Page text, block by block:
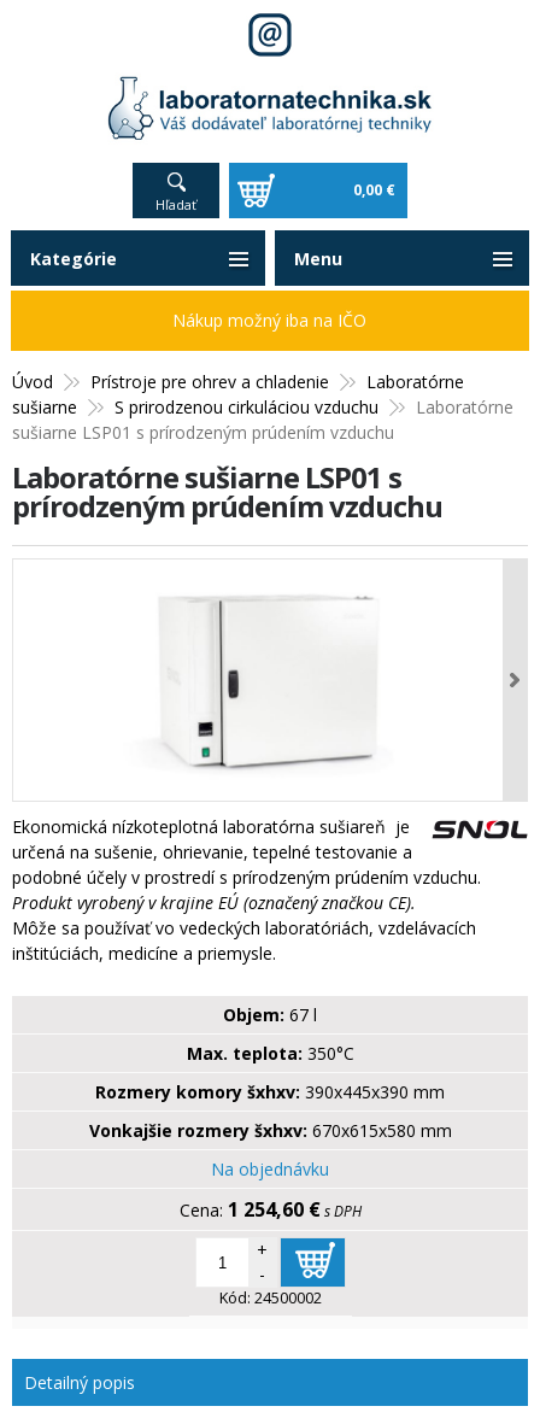
Hľadať
0,00 €
Úvod Prístroje pre ohrev a chladenie
Laboratórne
sušiarne
S prirodzenou cirkuláciou vzduchu
Laboratórne
sušiarne LSP01 s prírodzeným prúdením vzduchu
Laboratórne sušiarne LSP01 s
prírodzeným prúdením vzduchu
Ekonomická nízkoteplotná laboratórna sušiareň je
určená na sušenie, ohrievanie, tepelné testovanie a
podobné účely v prostredí s prírodzeným prúdením vzduchu.
Produkt vyrobený v krajine EÚ (označený značkou CE).
Môže sa používať vo vedeckých laboratóriách, vzdelávacích
inštitúciách, medicíne a priemysle.
Objem: 67 l
Max. teplota: 350°C
Rozmery komory šxhxv: 390x445x390 mm
Vonkajšie rozmery šxhxv: 670x615x580 mm
Na objednávku
1 254,60 € s DPH
+
-
Kód: 24500002
Detailný popis
Kategórie
Nákup možný iba na IČO
Menu